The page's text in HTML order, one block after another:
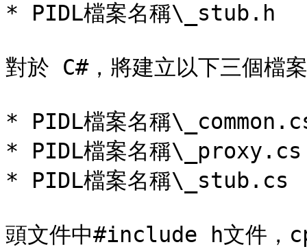
* PIDL檔案名稱\_stub.h
對於 C#，將建立以下三個檔
* PIDL檔案名稱
* PIDL檔案名稱\_proxy.cs
* PIDL檔案名稱\_stub.cs
頭文件中#include h文件，